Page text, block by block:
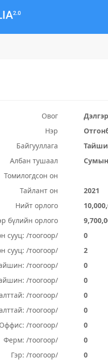
Овог
Дэлгэр
Нэр
Байгууллага
Албан тушаал
Томилогдсон он
Тайлант он
2021
Нийт орлого
бүлийн орлого
сууц: /тоогоор/
0
сууц: /тоогоор/
2
/тоогоор/
0
/тоогоор/
0
/тоогоор/
0
/тоогоор/
0
Оффис: /тоогоор/
0
Ферм: /тоогоор/
0
Гэр: /тоогоор/
0